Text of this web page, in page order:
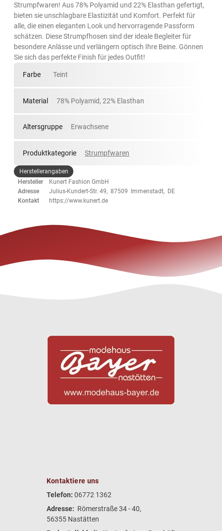
Strumpfwaren! Aus 78% Polyamid und 22% Elasthan gefertigt,
bieten sie unschlagbare Elastizität und Komfort. Perfekt für
alle, die einen eleganten Look und hervorragende Passform
schätzen. Diese Strumpfhosen sind der ideale Begleiter für
besondere Anlässe und verlängern optisch Ihre Beine. Gönnen
Sie sich das perfekte Finish für jedes Outfit!
Farbe Teint
Material 78% Polyamid, 22% Elasthan
Altersgruppe Erwachsene
Produktkategorie Strumpfwaren
Herstellerangaben
Hersteller
Kunert Fashion GmbH
Adresse
Julius-Kundert-Str. 49, 87509 Immenstadt, DE
Kontakt
https://www.kunert.de
Kontaktiere uns
Telefon: 06772 1362
Adresse: Römerstraße 34 - 40,
56355 Nastätten